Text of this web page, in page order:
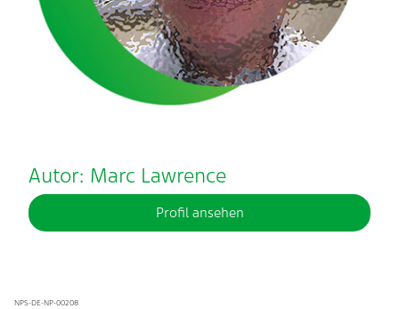
Autor: Marc Lawrence
Profil ansehen
NPS-DE-NP-00208